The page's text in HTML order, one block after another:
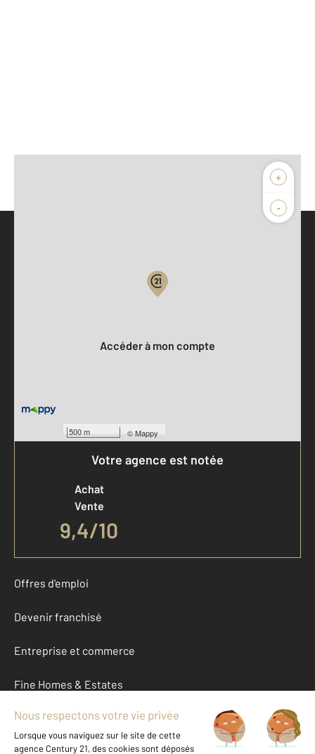
+
-
500 m ©Mappy
Accéder à mon compte
Votre agence est notée
Achat
Vente
9,4/10
Offres d'emploi
Devenir franchisé
Entreprise et commerce
Fine Homes & Estates
À propos